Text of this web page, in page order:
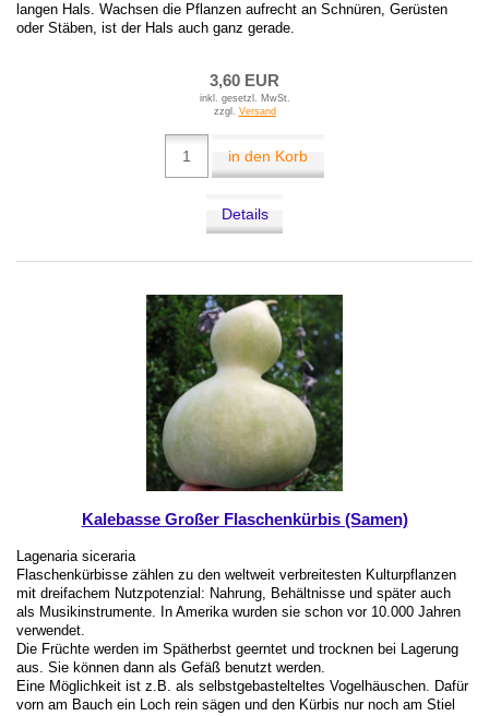
langen Hals. Wachsen die Pflanzen aufrecht an Schnüren, Gerüsten
oder Stäben, ist der Hals auch ganz gerade.
3,60 EUR
inkl. gesetzl. MwSt.
zzgl. Versand
in den Korb
Details
Kalebasse Großer Flaschenkürbis (Samen)
Lagenaria siceraria
Flaschenkürbisse zählen zu den weltweit verbreitesten Kulturpflanzen
mit dreifachem Nutzpotenzial: Nahrung, Behältnisse und später auch
als Musikinstrumente. In Amerika wurden sie schon vor 10.000 Jahren
verwendet.
Die Früchte werden im Spätherbst geerntet und trocknen bei Lagerung
aus. Sie können dann als Gefäß benutzt werden.
Eine Möglichkeit ist z.B. als selbstgebastelteltes Vogelhäuschen. Dafür
vorn am Bauch ein Loch rein sägen und den Kürbis nur noch am Stiel